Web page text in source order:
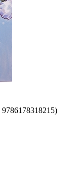
9786178318215)